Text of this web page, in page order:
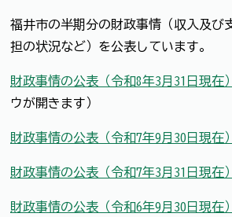
福井市の半期分の財政事情（収入及び
担の状況など）を公表しています。
財政事情の公表（令和8年3月31日現在）
ウが開きます）
財政事情の公表（令和7年9月30日現在）
財政事情の公表（令和7年3月31日現在）
財政事情の公表（令和6年9月30日現在）